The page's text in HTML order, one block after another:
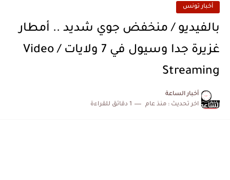
أخبار تونس
بالفيديو / منخفض جوي شديد .. أمطار
غزيرة جدا وسيول في 7 ولايات / Video
Streaming
أخبار الساعة
اخر تحديث : منذ عام 1 دقائق للقراءة